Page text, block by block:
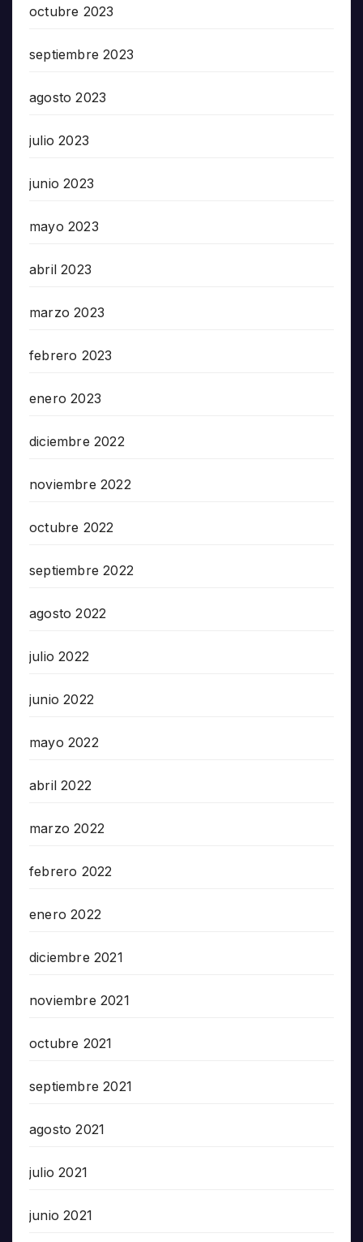
octubre 2023
septiembre 2023
agosto 2023
julio 2023
junio 2023
mayo 2023
abril 2023
marzo 2023
febrero 2023
enero 2023
diciembre 2022
noviembre 2022
octubre 2022
septiembre 2022
agosto 2022
julio 2022
junio 2022
mayo 2022
abril 2022
marzo 2022
febrero 2022
enero 2022
diciembre 2021
noviembre 2021
octubre 2021
septiembre 2021
agosto 2021
julio 2021
junio 2021